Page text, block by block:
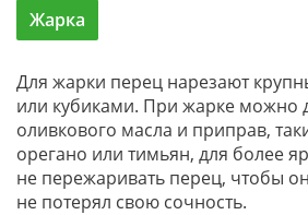
Жарка
Для жарки перец нарезают
или кубиками. При жарке можно
оливкового масла и приправ,
орегано или тимьян, для более
не пережаривать перец, чтобы
не потерял свою сочность.